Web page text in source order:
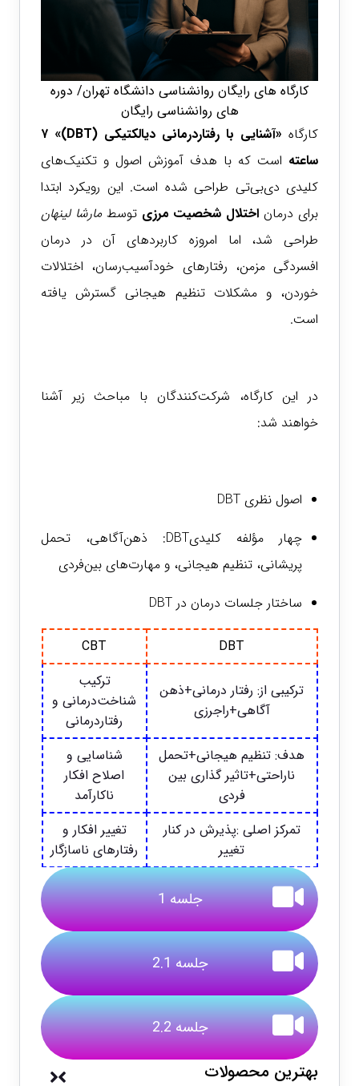
کارگاه های رایگان روانشناسی دانشگاه تهران/ دوره
های روانشناسی رایگان
کارگاه «آشنایی با رفتاردرمانی دیالکتیکی (DBT)»
۷
ساعته است که با هدف آموزش اصول و تکنیک‌های
کلیدی دی‌بی‌تی طراحی شده است. این رویکرد ابتدا
برای درمان اختلال شخصیت مرزیتوسطمارشا لینهان
طراحی شد، اما امروزه کاربردهای آن در درمان
افسردگی مزمن، رفتارهای خودآسیب‌رسان، اختلالات
خوردن، و مشکلات تنظیم هیجانی گسترش یافته
است.
در این کارگاه، شرکت‌کنندگان با مباحث زیر آشنا
خواهند شد:
اصول نظری DBT
چهار مؤلفه کلیدیDBT: ذهن‌آگاهی، تحمل
پریشانی، تنظیم هیجانی، و مهارت‌های بین‌فردی
ساختار جلسات درمان در DBT
DBT
CBT
ترکیبی از: رفتار درمانی+ذهن
آگاهی+راجرزی
ترکیب
شناخت‌درمانی و
رفتاردرمانی
هدف: تنظیم هیجانی+تحمل
ناراحتی+تاثیر گذاری بین
فردی
شناسایی و
اصلاح افکار
ناکارآمد
تمرکز اصلی :پذیرش در کنار
تغییر
تغییر افکار و
رفتارهای ناسازگار
جلسه 1
جلسه 2.1
جلسه 2.2
بهترین محصولات